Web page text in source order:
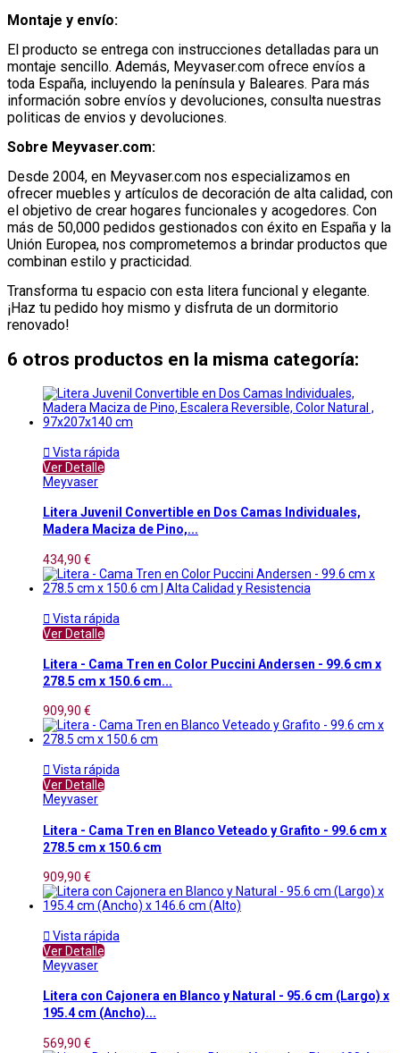
Montaje y envío:
El producto se entrega con instrucciones detalladas para un
montaje sencillo. Además, Meyvaser.com ofrece envíos a
toda España, incluyendo la península y Baleares. Para más
información sobre envíos y devoluciones, consulta nuestras
politicas de envios y devoluciones.
Sobre Meyvaser.com:
Desde 2004, en Meyvaser.com nos especializamos en
ofrecer muebles y artículos de decoración de alta calidad, con
el objetivo de crear hogares funcionales y acogedores. Con
más de 50,000 pedidos gestionados con éxito en España y la
Unión Europea, nos comprometemos a brindar productos que
combinan estilo y practicidad.
Transforma tu espacio con esta litera funcional y elegante.
¡Haz tu pedido hoy mismo y disfruta de un dormitorio
renovado!​
6 otros productos en la misma categoría:
 Vista rápida
Ver Detalle
Meyvaser
Litera Juvenil Convertible en Dos Camas Individuales,
Madera Maciza de Pino,...
434,90 €
 Vista rápida
Ver Detalle
Litera - Cama Tren en Color Puccini Andersen - 99.6 cm x
278.5 cm x 150.6 cm...
909,90 €
 Vista rápida
Ver Detalle
Meyvaser
Litera - Cama Tren en Blanco Veteado y Grafito - 99.6 cm x
278.5 cm x 150.6 cm
909,90 €
 Vista rápida
Ver Detalle
Meyvaser
Litera con Cajonera en Blanco y Natural - 95.6 cm (Largo) x
195.4 cm (Ancho)...
569,90 €